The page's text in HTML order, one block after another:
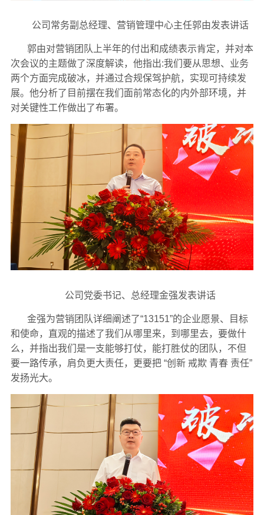
公司常务副总经理、营销管理中心主任郭由发表讲话
郭由对营销团队上半年的付出和成绩表示肯定，并对本
次会议的主题做了深度解读，他指出:我们要从思想、业务
两个方面完成破冰，并通过合规保驾护航，实现可持续发
展。他分析了目前摆在我们面前常态化的内外部环境，并
对关键性工作做出了布署。
公司党委书记、总经理金强发表讲话
金强为营销团队详细阐述了“13151”的企业愿景、目标
和使命，直观的描述了我们从哪里来，到哪里去，要做什
么，并指出我们是一支能够打仗，能打胜仗的团队，不但
要一路传承，肩负更大责任，更要把 “创新 戒欺 青春 责任”
发扬光大。